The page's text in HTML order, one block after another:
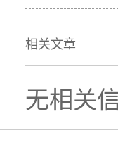
相关文章
无相关